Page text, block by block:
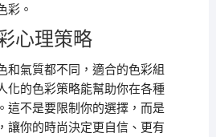
彩。
心理策略
和氣質都不同，適合的色彩組
化的色彩策略能幫助你在各種
這不是要限制你的選擇，而是
讓你的時尚決定更自信、更有